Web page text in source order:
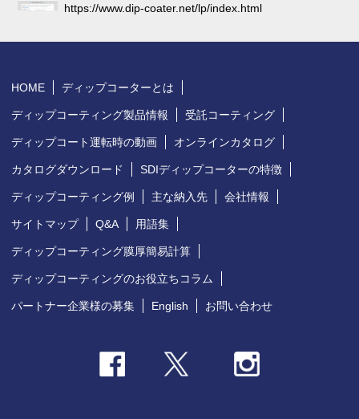
https://www.dip-coater.net/lp/index.html
HOME ディップコーターとは
ディップコーティング製品情報 受託コーティング
ディップコート運転時の動画 オンラインカタログ
カタログダウンロード SDIディップコーターの特徴
ディップコーティング例 主な納入先 会社情報
サイトマップ Q&A 用語集
ディップコーティング膜厚簡易計算
ディップコーティングのお役立ちコラム
パートナー企業様の募集 English お問い合わせ